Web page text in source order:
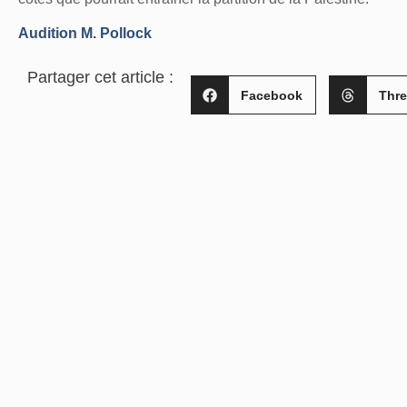
Audition M. Pollock
Partager cet article :
Facebook